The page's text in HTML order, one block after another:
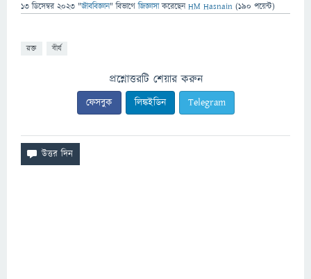
13 ডিসেম্বর 2023 "জীববিজ্ঞান" বিভাগে জিজ্ঞাসাকরেছেনHM Hasnain (190 পয়েন্ট)
রক্ত বীর্য
প্রশ্নোত্তরটি শেয়ার করুন
ফেসবুক লিঙ্কইডিন Telegram